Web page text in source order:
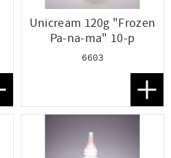
till i favoriter
Unicream 120g "Frozen
Pa-na-ma" 10-p
6603